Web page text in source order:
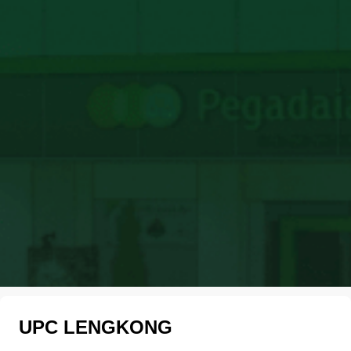
UPC LENGKONG